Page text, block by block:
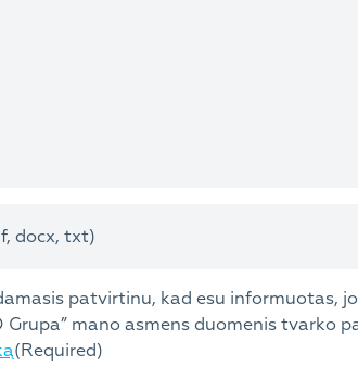
docx, txt)
patvirtinu, kad esu informuotas,
Grupa” mano asmens duomenis tvarko
(Required)